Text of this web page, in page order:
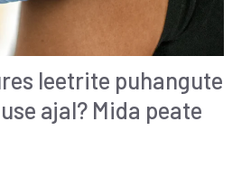
leetrite puhangute
ajal? Mida peate